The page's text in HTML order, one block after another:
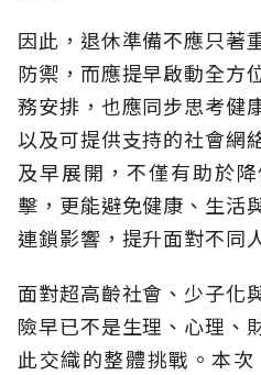
因此，退休準備不應只著
防禦，而應提早啟動全方
務安排，也應同步思考健
以及可提供支持的社會網
及早展開，不僅有助於
擊，更能避免健康、生活
連鎖影響，提升面對不同
面對超高齡社會、少子化
險早已不是生理、心理、
此交織的整體挑戰。本次